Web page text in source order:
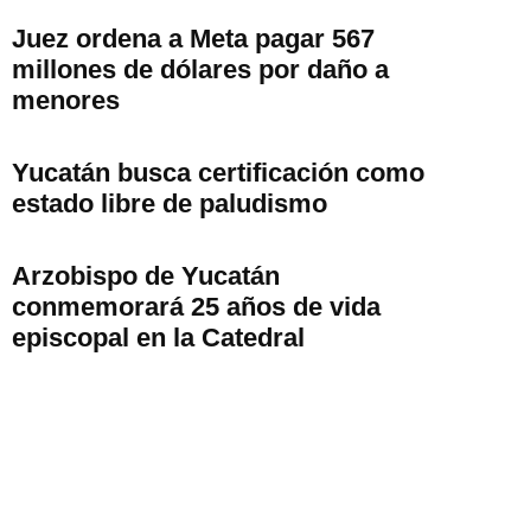
Juez ordena a Meta pagar 567
millones de dólares por daño a
menores
Yucatán busca certificación como
estado libre de paludismo
Arzobispo de Yucatán
conmemorará 25 años de vida
episcopal en la Catedral